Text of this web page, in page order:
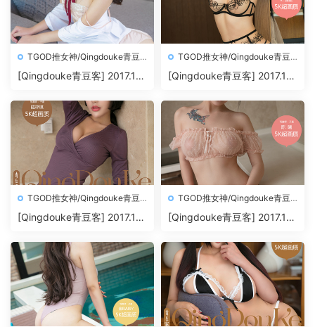
TGOD推女神/Qingdouke青豆
客
[Qingdouke青豆客] 2017.11.
TGOD推女神/Qingdouke青豆
客
[Qingdouke青豆客] 2017.11.
TGOD推女神/Qingdouke青豆
客
[Qingdouke青豆客] 2017.11.
TGOD推女神/Qingdouke青豆
客
[Qingdouke青豆客] 2017.11.